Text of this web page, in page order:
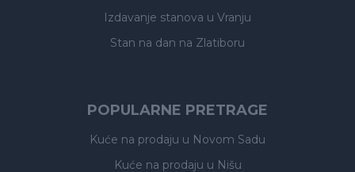
Izdavanje stanova u Vranju
Stan na dan na Zlatiboru
POPULARNE PRETRAGE
Kuće na prodaju u Novom Sadu
Kuće na prodaju u Nišu